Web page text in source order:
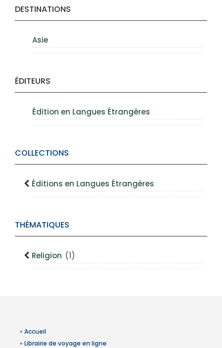
DESTINATIONS
Asie
ÉDITEURS
Édition en Langues Étrangères
COLLECTIONS
Éditions en Langues Étrangères
THÉMATIQUES
Religion (1)
» Accueil
» Librairie de voyage en ligne